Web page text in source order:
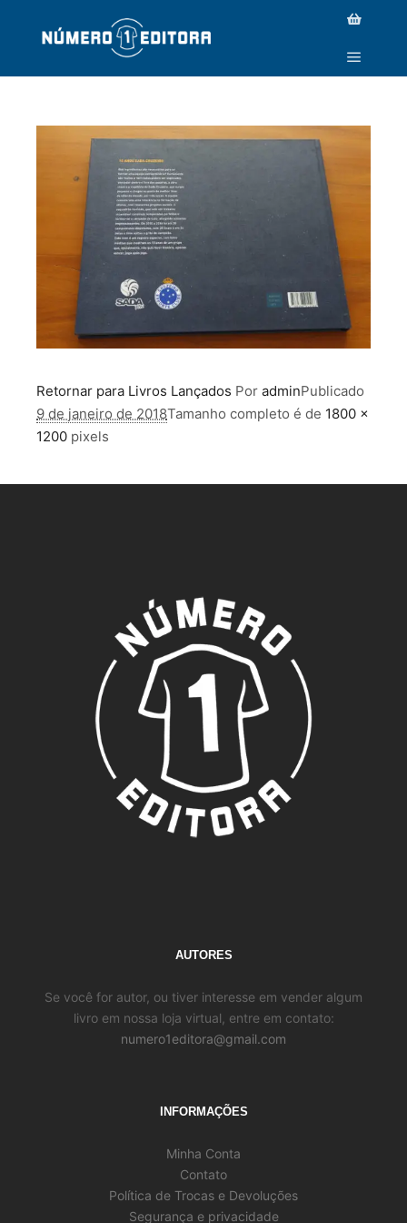
_MG_9546
Retornar para Livros Lançados Por adminPublicado
9 de janeiro de 2018Tamanho completo é de 1800 ×
1200 pixels
AUTORES
Se você for autor, ou tiver interesse em vender algum
livro em nossa loja virtual, entre em contato:
numero1editora@gmail.com
INFORMAÇÕES
Minha Conta
Contato
Política de Trocas e Devoluções
Segurança e privacidade